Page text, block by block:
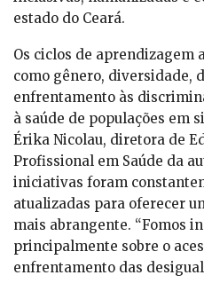
estado do Ceará.
Os ciclos de aprendizagem
como gênero, diversidade,
enfrentamento às
à saúde de populações em
Érika Nicolau, diretora de
Profissional em Saúde da
iniciativas foram
atualizadas para oferecer
mais abrangente. “Fomos
principalmente sobre o
enfrentamento das